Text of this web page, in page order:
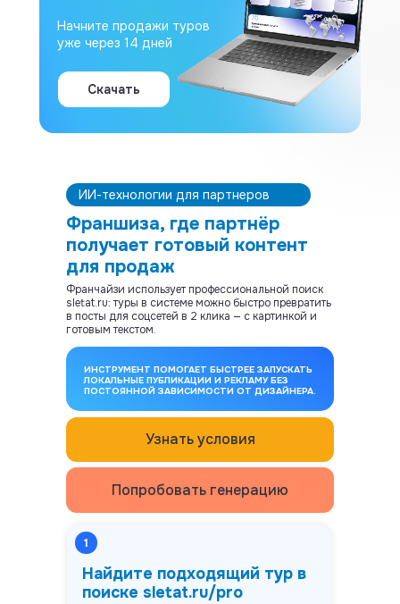
Начните продажи туров
уже через 14 дней
Скачать
Узнать условия
Попробовать генерацию
Франчайзи использует профессиональной поиск
sletat.ru: туры в системе можно быстро превратить
в посты для соцсетей в 2 клика — с картинкой и
готовым текстом.
Франшиза, где партнёр
получает готовый контент
для продаж
Найдите подходящий тур в
поиске sletat.ru/pro
1
ИИ-технологии для партнеров
ИНСТРУМЕНТ ПОМОГАЕТ БЫСТРЕЕ ЗАПУСКАТЬ
ЛОКАЛЬНЫЕ ПУБЛИКАЦИИ И РЕКЛАМУ БЕЗ
ПОСТОЯННОЙ ЗАВИСИМОСТИ ОТ ДИЗАЙНЕРА.